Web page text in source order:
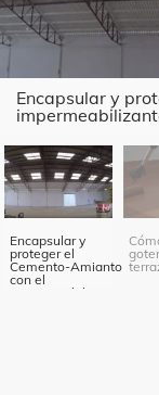
Encapsular y
Encapsular y
proteger el
Cemento-Amianto
con el
impermeabilizante